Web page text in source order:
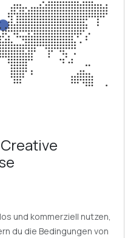
und kommerziell nutzen,
du die Bedingungen von